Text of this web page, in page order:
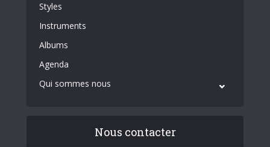
Styles
Instruments
Albums
Agenda
Qui sommes nous
Nous contacter